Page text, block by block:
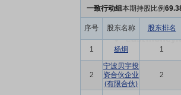
一致行动组本期持股比例
序号 股东名称 股东排名
1 杨炯 1
2
宁波贝宇投
资合伙企业
(有限合伙)
2